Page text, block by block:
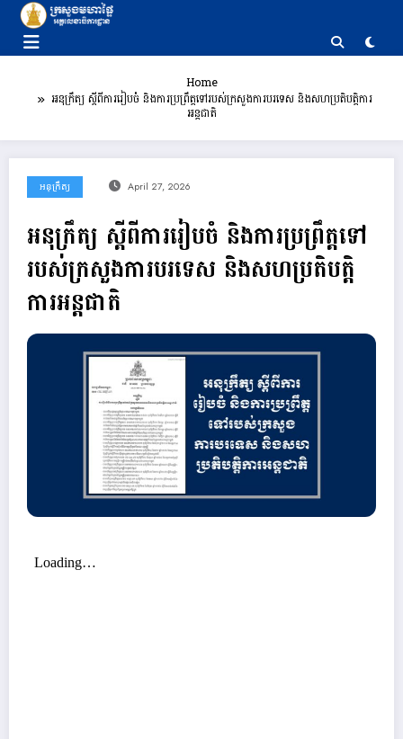
content
Home
អនុក្រឹត្យ ស្ដីពីការរៀបចំ និងការប្រព្រឹត្តទៅរបស់ក្រសួងការបរទេស និងសហប្រតិបត្តិការ
អន្តជាតិ
អនុក្រឹត្យ April 27, 2026
អនុក្រឹត្យ ស្ដីពីការរៀបចំ និងការប្រព្រឹត្តទៅ
របស់ក្រសួងការបរទេស និងសហប្រតិបត្តិ
ការអន្តជាតិ